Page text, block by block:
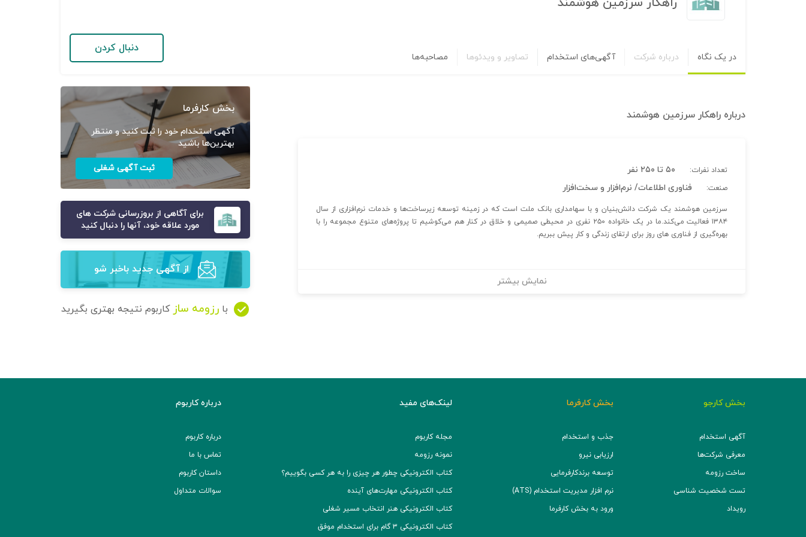
در یک نگاه درباره شرکت آگهی‌های استخدام تصاویر و ویدئوها مصاحبه‌ها
دنبال کردن
درباره راهکار سرزمین هوشمند
تعداد نفرات: ۵۰ تا ۲۵۰ نفر
صنعت: فناوری اطلاعات/ نرم‌افزار و سخت‌افزار
سرزمین هوشمند یک شرکت دانش‌بنیان و با سهامداری بانک ملت است که در زمینه توسعه زیرساخت‌ها و خدمات نرم‌افزاری از سال
۱۳۸۴ فعالیت می‌کند.ما در یک خانواده ۲۵۰ نفری در محیطی صمیمی و خلاق در کنار هم می‌کوشیم تا پروژه‌های متنوع مجموعه را با
بهره‌گیری از فناوری های روز برای ارتقای زندگی و کار پیش ببریم.
نمایش بیشتر
بخش کارفرما
آگهی استخدام خود را ثبت کنید و منتظر
بهترین‌ها باشید
ثبت آگهی شغلی
برای آگاهی از بروزرسانی شرکت های
مورد علاقه خود، آنها را دنبال کنید
از آگهی‌ جدید باخبر شو
با رزومه ساز کاربوم نتیجه بهتری بگیرید
بخش کارجو
آگهی استخدام
معرفی شرکت‌ها
ساخت رزومه
تست شخصیت شناسی
رویداد
بخش کارفرما
جذب و استخدام
ارزیابی نیرو
توسعه برند‌کارفرمایی
نرم افزار مدیریت استخدام (ATS)
ورود به بخش کارفرما
لینک‌های مفید
مجله کاربوم
نمونه رزومه
کتاب الکترونیکی چطور هر چیزی را به هر کسی بگوییم؟
کتاب الکترونیکی مهارت‌های آینده
کتاب الکترونیکی هنر انتخاب مسیر شغلی
کتاب الکترونیکی ۳ گام برای استخدام موفق
درباره کاربوم
درباره کاربوم
تماس با ما
داستان کاربوم
سوالات متداول